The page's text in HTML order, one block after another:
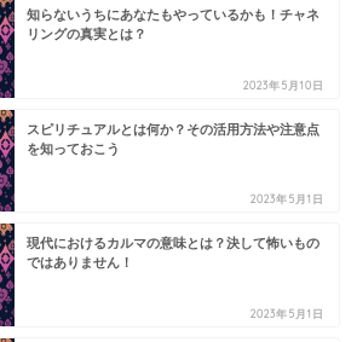
知らないうちにあなたもやっているかも！チャネ
リングの真実とは？
2023年5月10日
スピリチュアルとは何か？その活用方法や注意点
を知っておこう
2023年5月1日
現代におけるカルマの意味とは？決して怖いもの
ではありません！
2023年5月1日